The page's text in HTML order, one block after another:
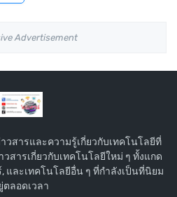
Advertisement
สารและความรู้เกี่ยวกับเทคโนโลยีที่
สารเกี่ยวกับเทคโนโลยีใหม่ ๆ ทั้งแกด
และเทคโนโลยีอื่น ๆ ที่กำลังเป็นที่นิยม
ตลอดเวลา